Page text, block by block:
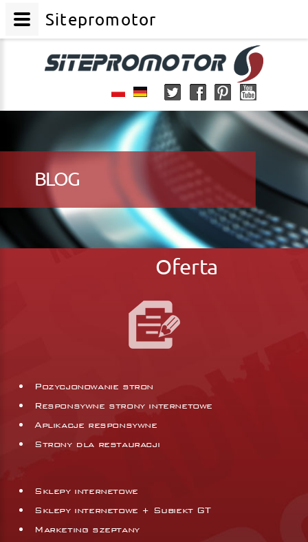
BLOG
Oferta
Pozycjonowanie stron
Responsywne strony internetowe
Aplikacje responsywne
Strony dla restauracji
Sklepy internetowe
Sklepy internetowe + Subiekt GT
Marketing szeptany
Sitepromotor